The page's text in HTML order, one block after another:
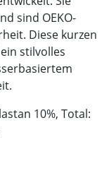
sind OEKO-
Diese kurzen
stilvolles
10%, Total: